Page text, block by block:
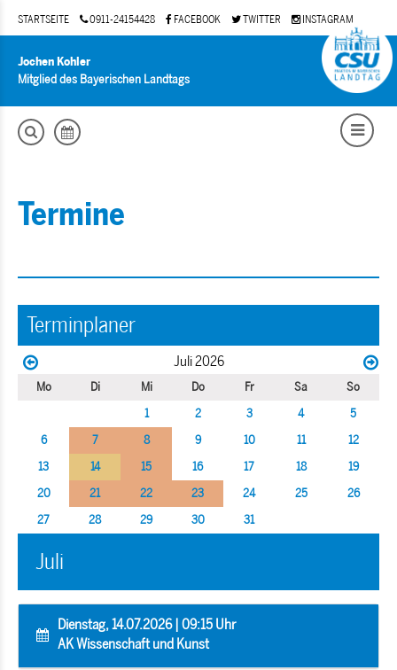
STARTSEITE 0911-24154428 FACEBOOK TWITTER INSTAGRAM
Jochen Kohler
Mitglied des Bayerischen Landtags
Termine
Terminplaner
Juli 2026
Mo Di Mi Do Fr Sa
So
1
2 3 4
5
6
7 8 9 10 11
12
13
14 15 16 17 18
19
20
21 22 23 24 25
26
27
28 29 30 31
Juli
Dienstag, 14.07.2026 | 09:15 Uhr
AK Wissenschaft und Kunst